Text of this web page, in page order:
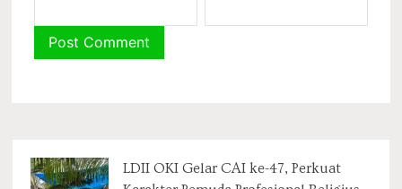
LDII OKI Gelar CAI ke-47, Perkuat